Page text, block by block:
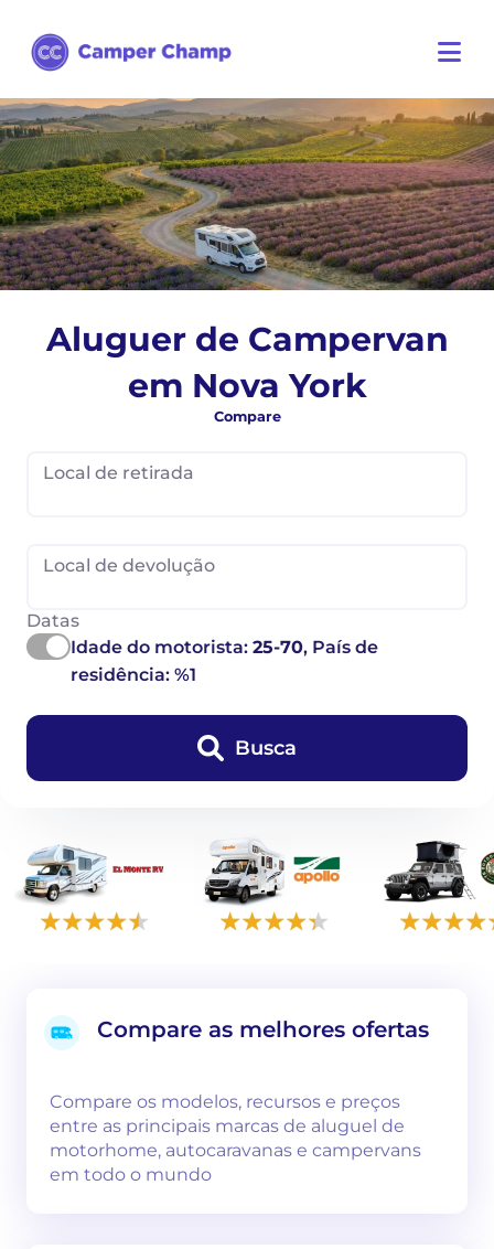
Aluguer de Campervan
em Nova York
Compare
Local de retirada
Local de devolução
Datas
Idade do motorista: 25-70, País de
residência: %1
Busca
Compare as melhores ofertas
Compare os modelos, recursos e preços
entre as principais marcas de aluguel de
motorhome, autocaravanas e campervans
em todo o mundo